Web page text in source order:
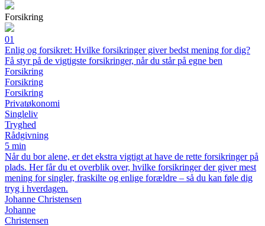
Forsikring
01
Enlig og forsikret: Hvilke forsikringer giver bedst mening for dig?
Få styr på de vigtigste forsikringer, når du står på egne ben
Forsikring
Forsikring
Forsikring
Privatøkonomi
Singleliv
Tryghed
Rådgivning
5 min
Når du bor alene, er det ekstra vigtigt at have de rette forsikringer på
plads. Her får du et overblik over, hvilke forsikringer der giver mest
mening for singler, fraskilte og enlige forældre – så du kan føle dig
tryg i hverdagen.
Johanne Christensen
Johanne
Christensen